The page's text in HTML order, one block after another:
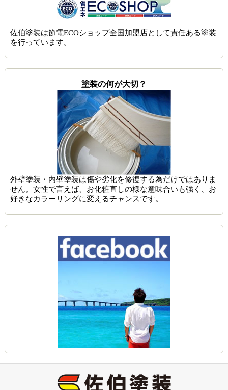
佐伯塗装は節電ECOショップ全国加盟店として責任ある塗装
を行っています。
塗装の何が大切？
外壁塗装・内壁塗装は傷や劣化を修復する為だけではありま
せん。女性で言えば、お化粧直しの様な意味合いも強く、お
好きなカラーリングに変えるチャンスです。